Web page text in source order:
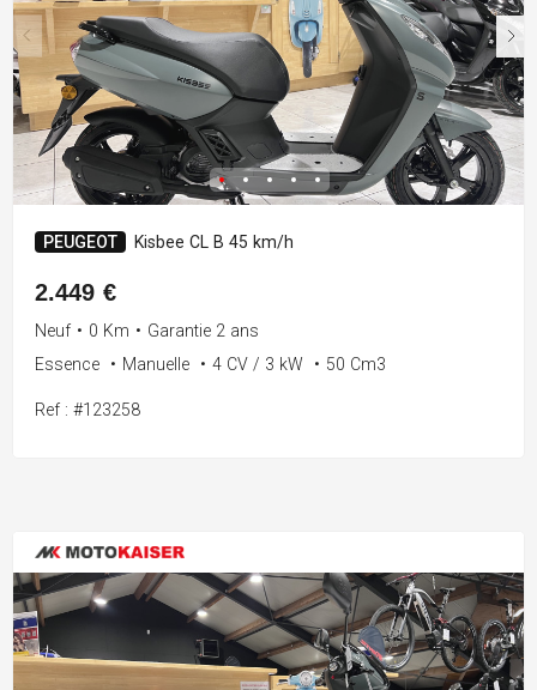
PEUGEOT Kisbee CL B 45 km/h
2.449 €
Neuf • 0 Km • Garantie 2 ans
Essence
• Manuelle • 4 CV / 3 kW • 50 Cm3
Ref : #123258